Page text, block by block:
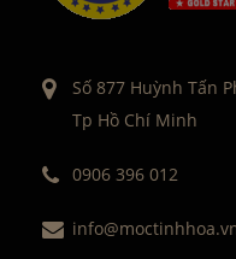
Số 877 Huỳnh Tấn
Tp Hồ Chí Minh
0906 396 012